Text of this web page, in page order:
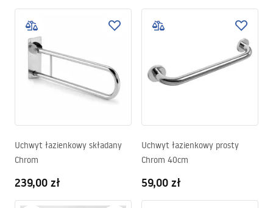
Uchwyt łazienkowy składany
Chrom
239,00 zł
Uchwyt łazienkowy prosty
Chrom 40cm
59,00 zł